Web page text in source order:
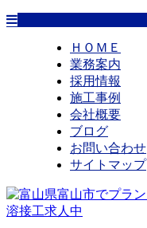
ＨＯＭＥ
業務案内
採用情報
施工事例
会社概要
ブログ
お問い合わせ
サイトマップ